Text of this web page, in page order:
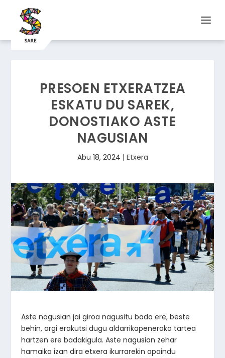
PRESOEN ETXERATZEA
ESKATU DU SAREK,
DONOSTIAKO ASTE
NAGUSIAN
Abu 18, 2024 | Etxera
Aste nagusian jai giroa nagusitu bada ere, beste
behin, argi erakutsi dugu aldarrikapenerako tartea
hartzen ere badakigula. Aste nagusian zehar
hamaika izan dira etxera ikurrarekin apaindu